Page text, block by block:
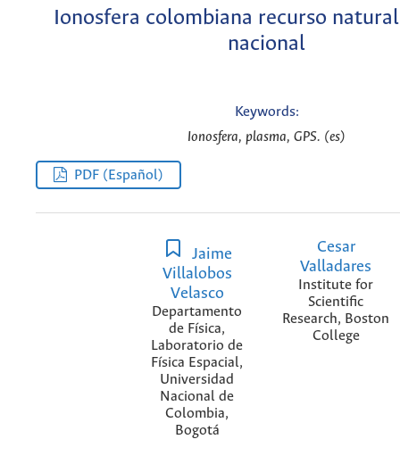
Ionosfera colombiana recurso
nacional
Keywords:
Ionosfera, plasma, GPS. (es)
PDF (Español)
Jaime
Villalobos
Velasco
Departamento
de Física,
Laboratorio de
Física Espacial,
Universidad
Nacional de
Colombia,
Bogotá
Cesar
Valladares
Institute for
Scientific
Research, Boston
College